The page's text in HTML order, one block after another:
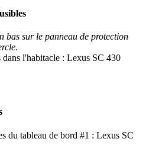
bas sur le panneau de protection